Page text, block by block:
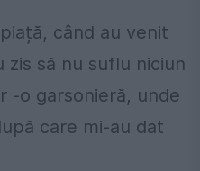
când au venit
zis să nu suflu niciun
-o garsonieră, unde
care mi-au dat